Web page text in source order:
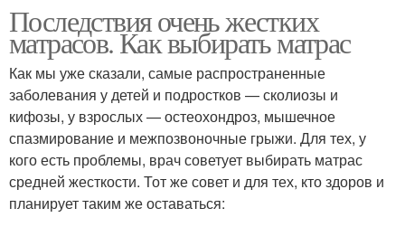
Последствия очень жестких
матрасов. Как выбирать матрас
Как мы уже сказали, самые распространенные
заболевания у детей и подростков — сколиозы и
кифозы, у взрослых — остеохондроз, мышечное
спазмирование и межпозвоночные грыжи. Для тех, у
кого есть проблемы, врач советует выбирать матрас
средней жесткости. Тот же совет и для тех, кто здоров и
планирует таким же оставаться: